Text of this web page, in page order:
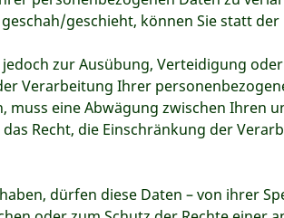
geschieht, können Sie statt
zur Ausübung, Verteidigung
Verarbeitung Ihrer
muss eine Abwägung zwischen
Recht, die Einschränkung der
dürfen diese Daten – von ihrer